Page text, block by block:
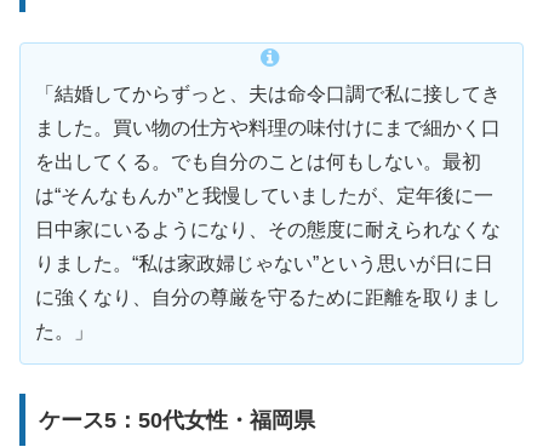
「結婚してからずっと、夫は命令口調で私に接してき
ました。買い物の仕方や料理の味付けにまで細かく口
を出してくる。でも自分のことは何もしない。最初
は“そんなもんか”と我慢していましたが、定年後に一
日中家にいるようになり、その態度に耐えられなくな
りました。“私は家政婦じゃない”という思いが日に日
に強くなり、自分の尊厳を守るために距離を取りまし
た。」
ケース5：50代女性・福岡県